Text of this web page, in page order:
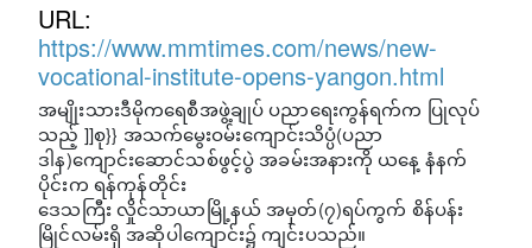
URL:
https://www.mmtimes.com/news/new-
vocational-institute-opens-yangon.html
အမျိုးသားဒီမိုကရေစီအဖွဲ့ချုပ် ပညာရေးကွန်ရက်က ပြုလုပ်
သည့် ]]စု}} အသက်မွေးဝမ်းကျောင်းသိပ္ပံ(ပညာ
ဒါန)ကျောင်းဆောင်သစ်ဖွင့်ပွဲ အခမ်းအနားကို ယနေ့ နံနက်
ပိုင်းက ရန်ကုန်တိုင်း
ဒေသကြီး လှိုင်သာယာမြို့နယ် အမှတ်(၇)ရပ်ကွက် စိန်ပန်း
မြိုင်လမ်းရှိ အဆိုပါကျောင်း၌ ကျင်းပသည်။